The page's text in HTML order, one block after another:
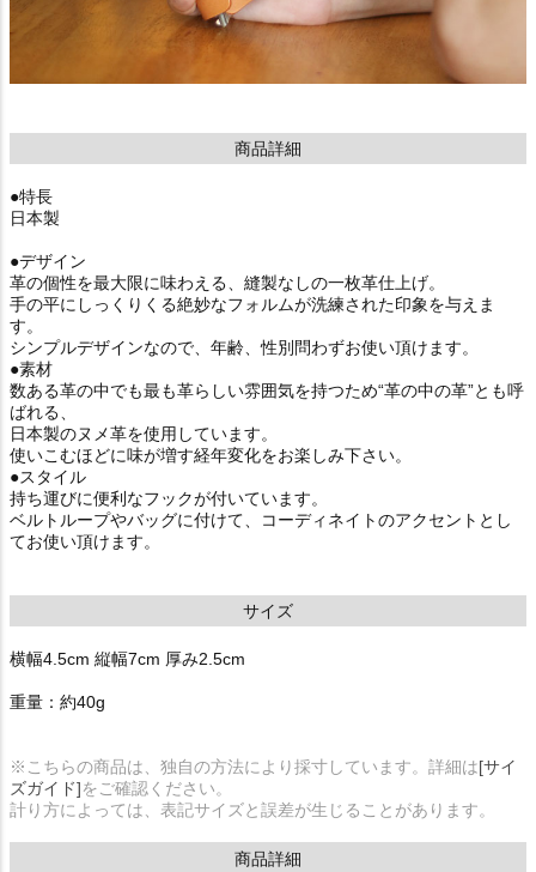
商品詳細
●特長
日本製
●デザイン
革の個性を最大限に味わえる、縫製なしの一枚革仕上げ。
手の平にしっくりくる絶妙なフォルムが洗練された印象を与えま
す。
シンプルデザインなので、年齢、性別問わずお使い頂けます。
●素材
数ある革の中でも最も革らしい雰囲気を持つため“革の中の革”とも呼
ばれる、
日本製のヌメ革を使用しています。
使いこむほどに味が増す経年変化をお楽しみ下さい。
●スタイル
持ち運びに便利なフックが付いています。
ベルトループやバッグに付けて、コーディネイトのアクセントとし
てお使い頂けます。
サイズ
横幅4.5cm 縦幅7cm 厚み2.5cm
重量：約40g
※こちらの商品は、独自の方法により採寸しています。詳細は[サイ
ズガイド]をご確認ください。
計り方によっては、表記サイズと誤差が生じることがあります。
商品詳細